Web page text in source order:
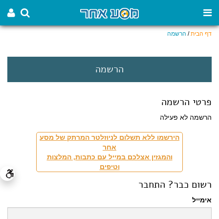
דף הבית/ הרשמה
הרשמה
פרטי הרשמה
הרשמה לא פעילה
הירשמו ללא תשלום לניוזלטר המרתק של מסע
אחר
והמגזין אצלכם במייל עם כתבות, המלצות
וטיפים
רשום כבר? התחבר
אימייל